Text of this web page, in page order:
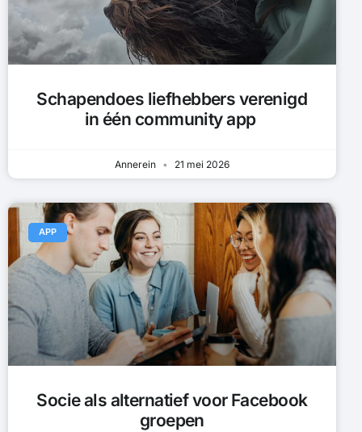
Schapendoes liefhebbers verenigd
in één community app
Annerein 21 mei 2026
APP
Socie als alternatief voor Facebook
groepen